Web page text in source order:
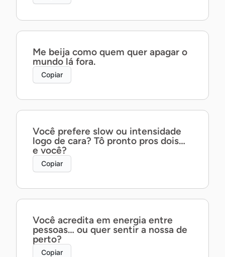
Me beija como quem quer apagar o
mundo lá fora.
Copiar
Você prefere slow ou intensidade
logo de cara? Tô pronto pros dois…
e você?
Copiar
Você acredita em energia entre
pessoas… ou quer sentir a nossa de
perto?
Copiar